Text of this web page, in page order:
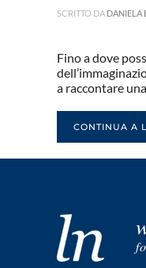
SCRITTO DA DANIELA
Fino a dove
a raccontare
CONTINUA A